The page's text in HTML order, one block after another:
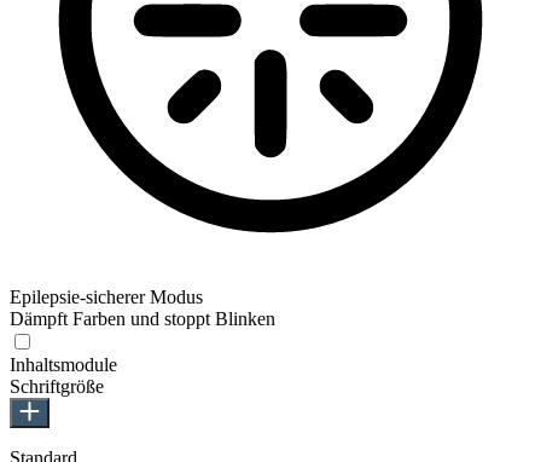
Epilepsie-sicherer Modus
Dämpft Farben und stoppt Blinken
Inhaltsmodule
Schriftgröße
Standard